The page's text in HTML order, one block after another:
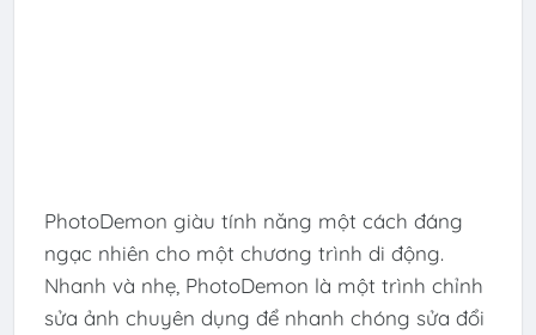
PhotoDemon giàu tính năng một cách đáng
ngạc nhiên cho một chương trình di động.
Nhanh và nhẹ, PhotoDemon là một trình chỉnh
sửa ảnh chuyên dụng để nhanh chóng sửa đổi